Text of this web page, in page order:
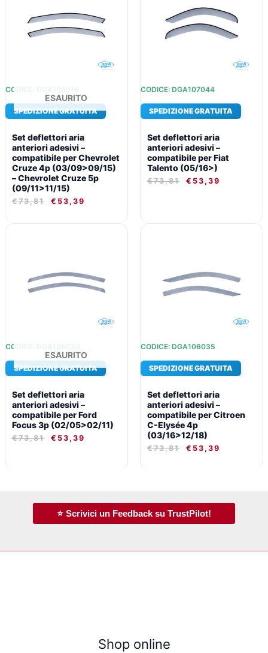
ESAURITO
CODICE: DGA106516
SPEDIZIONE GRATUITA
Set deflettori aria
anteriori adesivi –
compatibile per Chevrolet
Cruze 4p (03/09>09/15)
– Chevrolet Cruze 5p
(09/11>11/15)
€73,81 € 53,39
CODICE: DGA107044
SPEDIZIONE GRATUITA
Set deflettori aria
anteriori adesivi –
compatibile per Fiat
Talento (05/16>)
€73,81
€73,81.
€ 53,39
€53,39.
ESAURITO
CODICE: DGA108033
SPEDIZIONE GRATUITA
Set deflettori aria
anteriori adesivi –
compatibile per Ford
Focus 3p (02/05>02/11)
€73,81 € 53,39
CODICE: DGA106035
SPEDIZIONE GRATUITA
Set deflettori aria
anteriori adesivi –
compatibile per Citroen
C-Elysée 4p
(03/16>12/18)
€73,81 € 53,39
⭐ Scrivici un Feedback su TrustPilot!
Shop online